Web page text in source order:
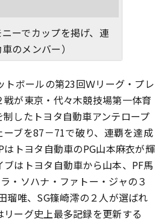
ニーでカップを掲げ、連
のメンバー）
ボールの第23回Ｗリーグ・プレ
が東京・代々木競技場第一体育
したトヨタ自動車アンテロープ
ブを87－71で破り、連覇を達成
はトヨタ自動車のPG山本麻衣が輝
はトヨタ自動車から山本、PF馬
・ソハナ・ファトー・ジャの３
瑠唯、SG篠崎澪の２人が選ばれ
ーグ史上最多記録を更新する